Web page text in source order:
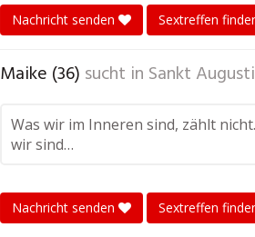
Nachricht senden Sextreffen
Maike (36) sucht in Sankt
Was wir im Inneren sind, zählt
wir sind…
Nachricht senden Sextreffen